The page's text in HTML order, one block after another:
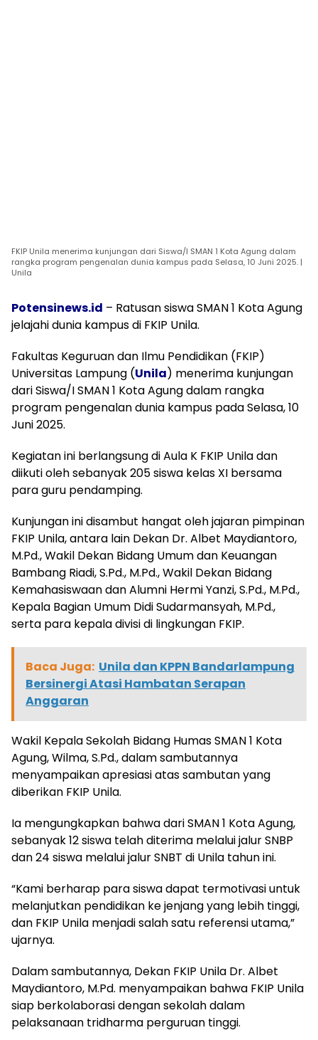
FKIP Unila menerima kunjungan dari Siswa/I SMAN 1 Kota Agung dalam
rangka program pengenalan dunia kampus pada Selasa, 10 Juni 2025. |
Unila
Potensinews.id – Ratusan siswa SMAN 1 Kota Agung
jelajahi dunia kampus di FKIP Unila.
Fakultas Keguruan dan Ilmu Pendidikan (FKIP)
Universitas Lampung (Unila) menerima kunjungan
dari Siswa/I SMAN 1 Kota Agung dalam rangka
program pengenalan dunia kampus pada Selasa, 10
Juni 2025.
Kegiatan ini berlangsung di Aula K FKIP Unila dan
diikuti oleh sebanyak 205 siswa kelas XI bersama
para guru pendamping.
Kunjungan ini disambut hangat oleh jajaran pimpinan
FKIP Unila, antara lain Dekan Dr. Albet Maydiantoro,
M.Pd., Wakil Dekan Bidang Umum dan Keuangan
Bambang Riadi, S.Pd., M.Pd., Wakil Dekan Bidang
Kemahasiswaan dan Alumni Hermi Yanzi, S.Pd., M.Pd.,
Kepala Bagian Umum Didi Sudarmansyah, M.Pd.,
serta para kepala divisi di lingkungan FKIP.
Baca Juga: Unila dan KPPN Bandarlampung
Bersinergi Atasi Hambatan Serapan
Anggaran
Wakil Kepala Sekolah Bidang Humas SMAN 1 Kota
Agung, Wilma, S.Pd., dalam sambutannya
menyampaikan apresiasi atas sambutan yang
diberikan FKIP Unila.
Ia mengungkapkan bahwa dari SMAN 1 Kota Agung,
sebanyak 12 siswa telah diterima melalui jalur SNBP
dan 24 siswa melalui jalur SNBT di Unila tahun ini.
“Kami berharap para siswa dapat termotivasi untuk
melanjutkan pendidikan ke jenjang yang lebih tinggi,
dan FKIP Unila menjadi salah satu referensi utama,”
ujarnya.
Dalam sambutannya, Dekan FKIP Unila Dr. Albet
Maydiantoro, M.Pd. menyampaikan bahwa FKIP Unila
siap berkolaborasi dengan sekolah dalam
pelaksanaan tridharma perguruan tinggi.